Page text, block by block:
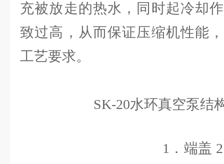
充被放走的热水，同时起冷却
致过高，从而保证压缩机性能
工艺要求。
SK-20水环真空泵结
1．端盖 2.后吸排